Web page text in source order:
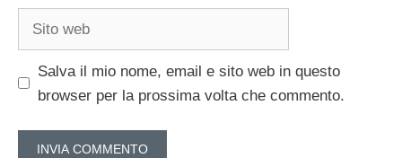
Salva il mio nome, email e sito web in questo
browser per la prossima volta che commento.